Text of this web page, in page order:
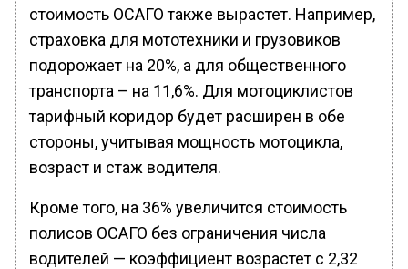
стоимость ОСАГО также вырастет. Например,
страховка для мототехники и грузовиков
подорожает на 20%, а для общественного
транспорта – на 11,6%. Для мотоциклистов
тарифный коридор будет расширен в обе
стороны, учитывая мощность мотоцикла,
возраст и стаж водителя.
Кроме того, на 36% увеличится стоимость
полисов ОСАГО без ограничения числа
водителей — коэффициент возрастет с 2,32